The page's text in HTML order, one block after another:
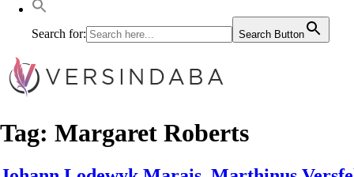
Search for: Search Button
Tag: Margaret Roberts